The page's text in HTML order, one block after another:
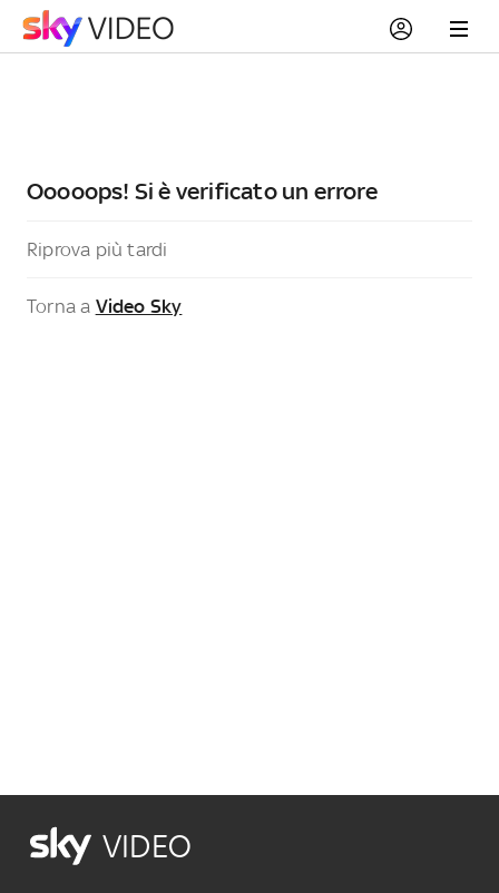
Ooooops! Si è verificato un errore
Riprova più tardi
Torna a Video Sky
VIDEO